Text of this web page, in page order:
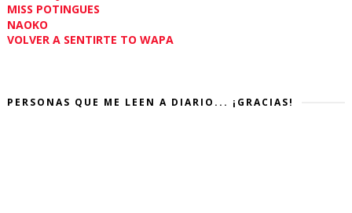
MISS POTINGUES
NAOKO
VOLVER A SENTIRTE TO WAPA
PERSONAS QUE ME LEEN A DIARIO... ¡GRACIAS!